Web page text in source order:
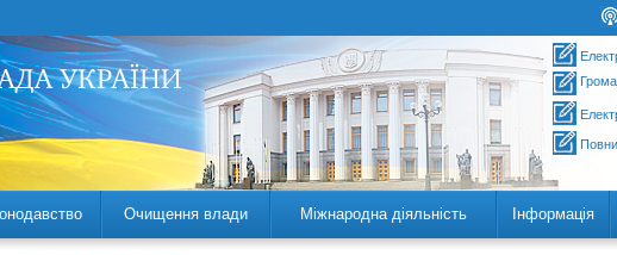
Очищення влади Міжнародна діяльність Інформація